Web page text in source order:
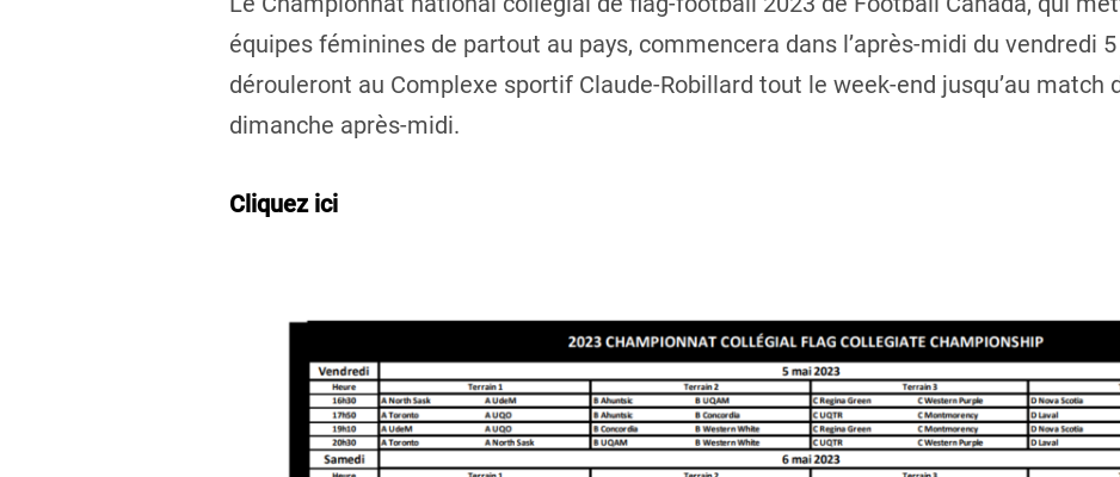
équipes féminines de partout au pays, commencera dans l’après-midi du vendredi
dérouleront au Complexe sportif Claude-Robillard tout le week-end jusqu’au match
dimanche après-midi.
Cliquez ici